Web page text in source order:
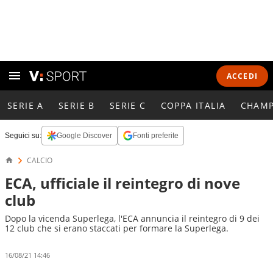
ACCEDI
SERIE A SERIE B SERIE C COPPA ITALIA
Seguici su: Google Discover Fonti preferite
CALCIO
ECA, ufficiale il reintegro di nove
club
Dopo la vicenda Superlega, l'ECA annuncia il reintegro di 9 dei
12 club che si erano staccati per formare la Superlega.
16/08/21 14:46